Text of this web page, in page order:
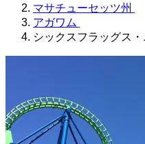
マサチューセッツ州
アガワム
シックスフラッグス